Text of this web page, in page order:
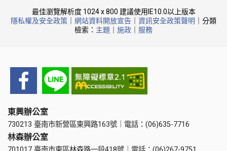
最佳瀏覽解析度 1024 x 800 建議使用IE10.0以上版本
隱私權及安全政策
網站資料開放宣告 資訊安全政策聲明
｜分類
檢索： 主題 施政 服務
東興辦公室
730213 臺南市新營區東興路163號｜電話：(06)635-7716
林森辦公室